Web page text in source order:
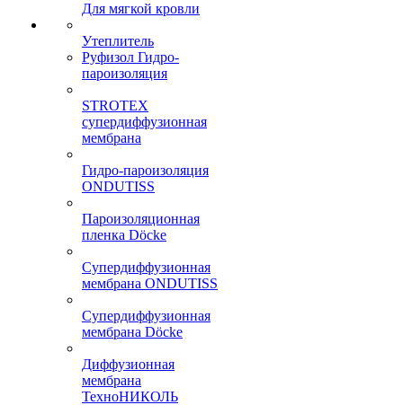
Для мягкой кровли
Утеплитель
Руфизол Гидро-
пароизоляция
STROTEX
супердиффузионная
мембрана
Гидро-пароизоляция
ONDUTISS
Пароизоляционная
пленка Döcke
Супердиффузионная
мембрана ONDUTISS
Супердиффузионная
мембрана Döcke
Диффузионная
мембрана
ТехноНИКОЛЬ